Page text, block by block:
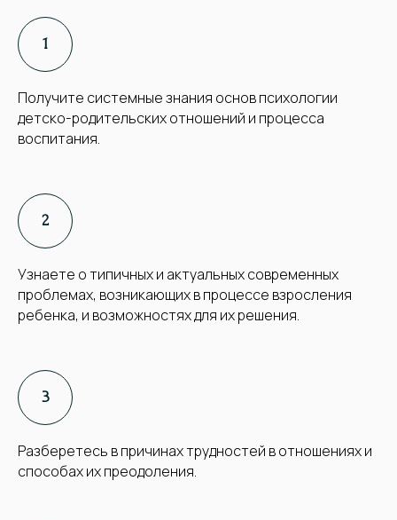
Получите системные знания основ психологии
детско-родительских отношений и процесса
воспитания.
Узнаете о типичных и актуальных современных
проблемах, возникающих в процессе взросления
ребенка, и возможностях для их решения.
Разберетесь в причинах трудностей в отношениях и
способах их преодоления.